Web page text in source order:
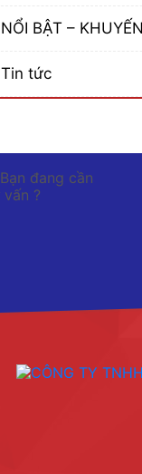
NỔI BẬT –
Tin tức